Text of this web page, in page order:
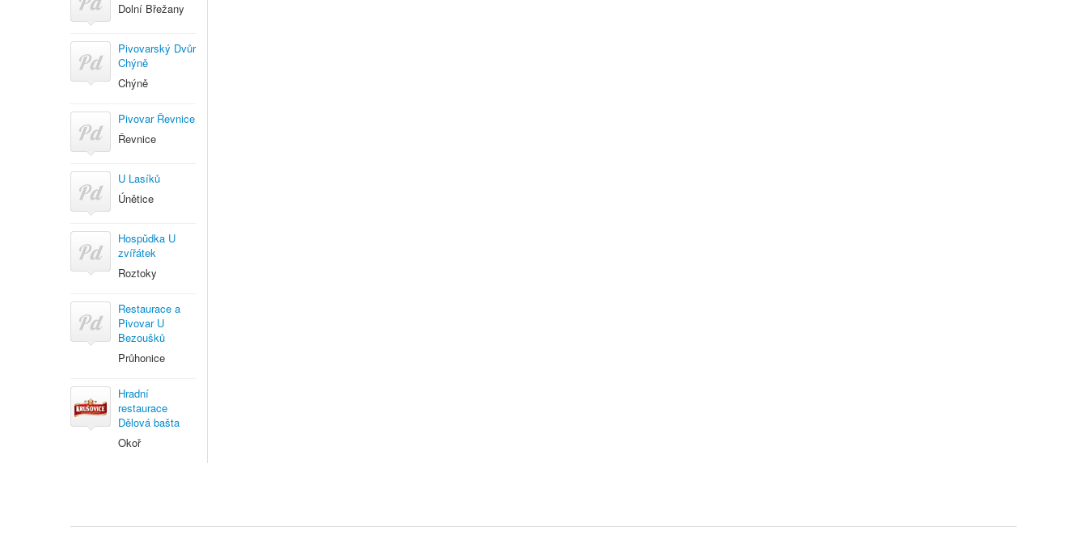
Dolní Břežany
Pivovarský Dvůr
Chýně
Chýně
Pivovar Řevnice
Řevnice
U Lasíků
Únětice
Hospǔdka U
zvířátek
Roztoky
Restaurace a
Pivovar U
Bezoušků
Průhonice
Hradní
restaurace
Dělová bašta
Okoř